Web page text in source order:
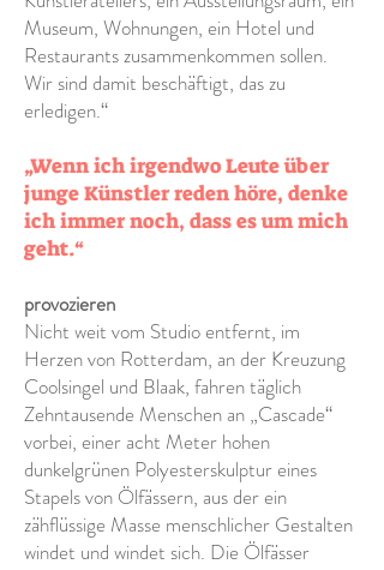
Museum, Wohnungen, ein Hotel und
Restaurants zusammenkommen sollen.
Wir sind damit beschäftigt, das zu
erledigen.“
„Wenn ich irgendwo Leute über
junge Künstler reden höre, denke
ich immer noch, dass es um mich
geht.“
provozieren
Nicht weit vom Studio entfernt, im
Herzen von Rotterdam, an der Kreuzung
Coolsingel und Blaak, fahren täglich
Zehntausende Menschen an „Cascade“
vorbei, einer acht Meter hohen
dunkelgrünen Polyesterskulptur eines
Stapels von Ölfässern, aus der ein
zähflüssige Masse menschlicher Gestalten
windet und windet sich. Die Ölfässer